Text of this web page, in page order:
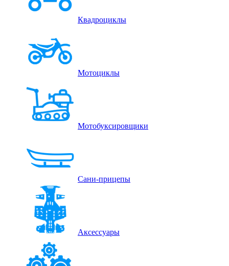
Квадроциклы
Мотоциклы
Мотобуксировщики
Сани-прицепы
Аксессуары